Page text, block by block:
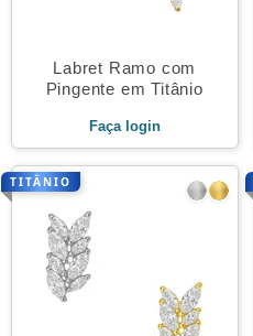
Labret Ramo com
Pingente em Titânio
Faça login
TITÂNIO